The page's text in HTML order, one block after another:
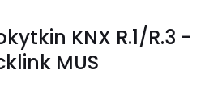
KNX R.1/R.3 -
MUS